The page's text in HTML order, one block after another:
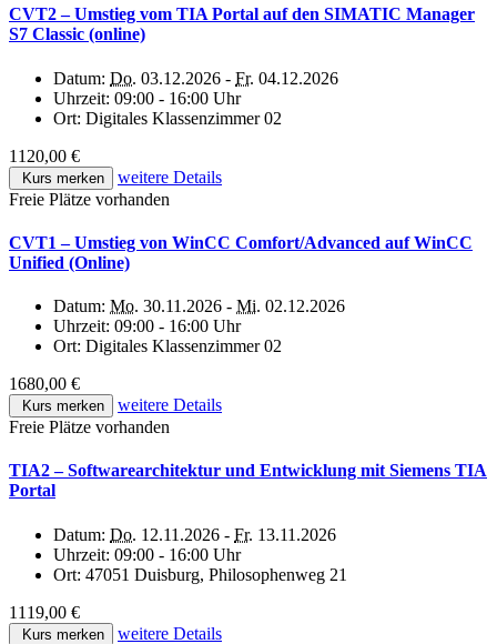
CVT2 – Umstieg vom TIA Portal auf den SIMATIC Manager
S7 Classic (online)
Datum: Do. 03.12.2026 - Fr. 04.12.2026
Uhrzeit: 09:00 - 16:00 Uhr
Ort: Digitales Klassenzimmer 02
1120,00 €
Kurs merken
weitere Details
Freie Plätze vorhanden
CVT1 – Umstieg von WinCC Comfort/Advanced auf WinCC
Unified (Online)
Datum: Mo. 30.11.2026 - Mi. 02.12.2026
Uhrzeit: 09:00 - 16:00 Uhr
Ort: Digitales Klassenzimmer 02
1680,00 €
Kurs merken
weitere Details
Freie Plätze vorhanden
TIA2 – Softwarearchitektur und Entwicklung mit Siemens TIA
Portal
Datum: Do. 12.11.2026 - Fr. 13.11.2026
Uhrzeit: 09:00 - 16:00 Uhr
Ort: 47051 Duisburg, Philosophenweg 21
1119,00 €
Kurs merken
weitere Details